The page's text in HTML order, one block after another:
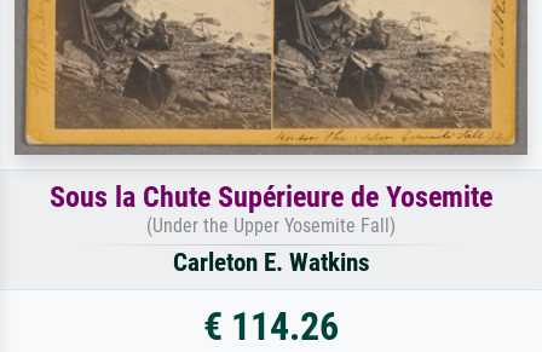
Sous la Chute Supérieure de Yosemite
(Under the Upper Yosemite Fall)
Carleton E. Watkins
€ 114.26